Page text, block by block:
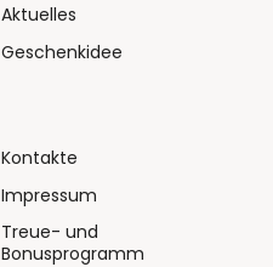
Aktuelles
Geschenkidee
Kontakte
Impressum
Treue- und
Bonusprogramm